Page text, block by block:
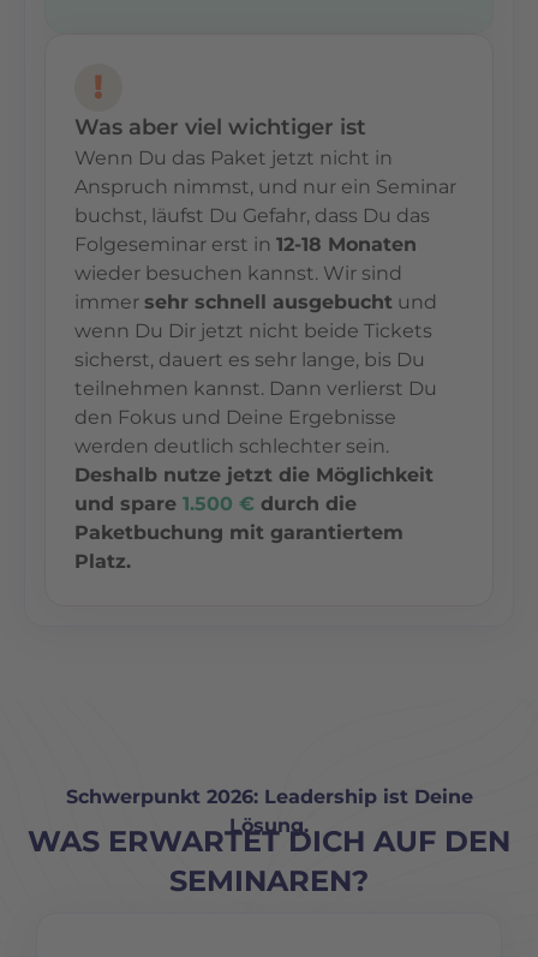
Was aber viel wichtiger ist
Wenn Du das Paket jetzt nicht in
Anspruch nimmst, und nur ein Seminar
buchst, läufst Du Gefahr, dass Du das
Folgeseminar erst in 12-18 Monaten
wieder besuchen kannst. Wir sind
immer sehr schnell ausgebucht und
wenn Du Dir jetzt nicht beide Tickets
sicherst, dauert es sehr lange, bis Du
teilnehmen kannst. Dann verlierst Du
den Fokus und Deine Ergebnisse
werden deutlich schlechter sein.
Deshalb nutze jetzt die Möglichkeit
und spare 1.500 € durch die
Paketbuchung mit garantiertem
Platz.
Schwerpunkt 2026: Leadership ist Deine
Lösung.
WAS ERWARTET DICH AUF DEN
SEMINAREN?